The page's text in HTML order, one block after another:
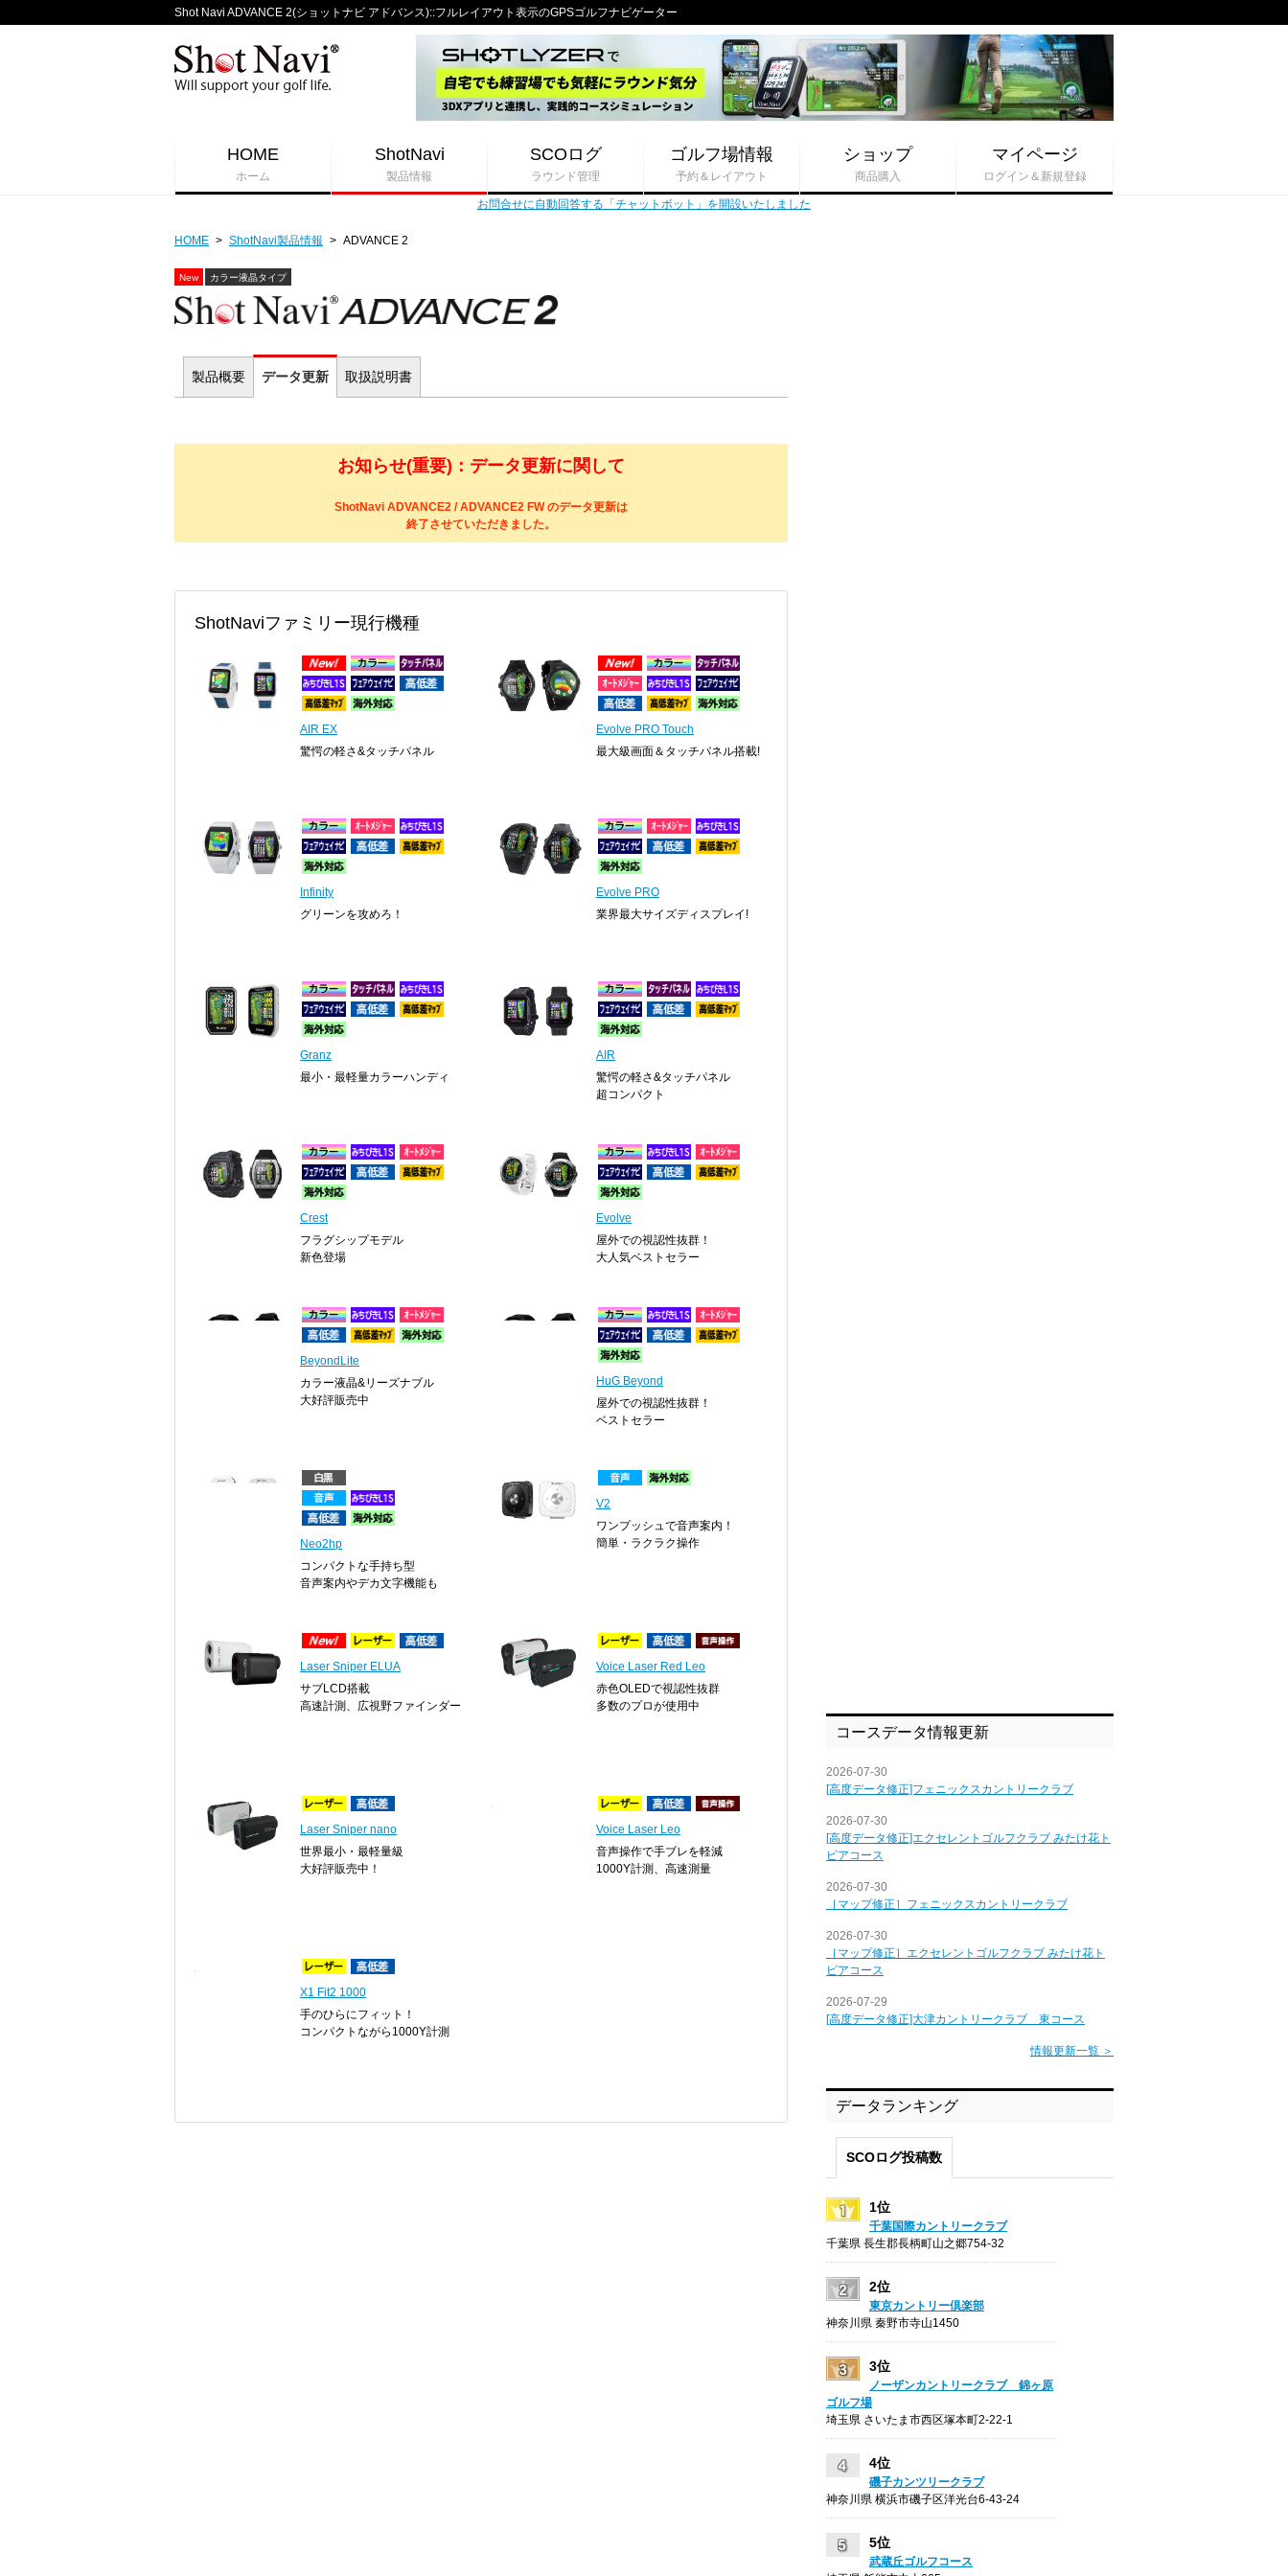
Shot Navi ADVANCE 2(ショットナビ アドバンス)::フルレイアウト表示のGPSゴルフナビゲーター
HOME
ホーム
ShotNavi
製品情報
SCOログ
ラウンド管理
ゴルフ場情報
予約＆レイアウト
ショップ
商品購入
マイページ
ログイン＆新規登録
お問合せに自動回答する「チャットボット」を開設いたしました
HOME > ShotNavi製品情報 > ADVANCE 2
New カラー液晶タイプ
製品概要 データ更新 取扱説明書
お知らせ(重要)：データ更新に関して
ShotNavi ADVANCE2 / ADVANCE2 FW のデータ更新は
終了させていただきました。
ShotNaviファミリー現行機種
AIR EX
驚愕の軽さ&タッチパネル
Evolve PRO Touch
最大級画面＆タッチパネル搭載!
Infinity
グリーンを攻めろ！
Evolve PRO
業界最大サイズディスプレイ!
Granz
最小・最軽量カラーハンディ
AIR
驚愕の軽さ&タッチパネル
超コンパクト
Crest
フラグシップモデル
新色登場
Evolve
屋外での視認性抜群！
大人気ベストセラー
BeyondLite
カラー液晶&リーズナブル
大好評販売中
HuG Beyond
屋外での視認性抜群！
ベストセラー
Neo2hp
コンパクトな手持ち型
音声案内やデカ文字機能も
V2
ワンプッシュで音声案内！
簡単・ラクラク操作
Laser Sniper ELUA
サブLCD搭載
高速計測、広視野ファインダー
Voice Laser Red Leo
赤色OLEDで視認性抜群
多数のプロが使用中
Laser Sniper nano
世界最小・最軽量級
大好評販売中！
Voice Laser Leo
音声操作で手ブレを軽減
1000Y計測、高速測量
X1 Fit2 1000
手のひらにフィット！
コンパクトながら1000Y計測
コースデータ情報更新
2026-07-30
[高度データ修正]フェニックスカントリークラブ
2026-07-30
[高度データ修正]エクセレントゴルフクラブ みたけ花ト
ピアコース
2026-07-30
［マップ修正］フェニックスカントリークラブ
2026-07-30
［マップ修正］エクセレントゴルフクラブ みたけ花ト
ピアコース
2026-07-29
[高度データ修正]大津カントリークラブ 東コース
情報更新一覧 ＞
データランキング
SCOログ投稿数
1位
千葉国際カントリークラブ
千葉県 長生郡長柄町山之郷754-32
2位
東京カントリー倶楽部
神奈川県 秦野市寺山1450
3位
ノーザンカントリークラブ 錦ヶ原
ゴルフ場
埼玉県 さいたま市西区塚本町2-22-1
4位
磯子カンツリークラブ
神奈川県 横浜市磯子区洋光台6-43-24
5位
武蔵丘ゴルフコース